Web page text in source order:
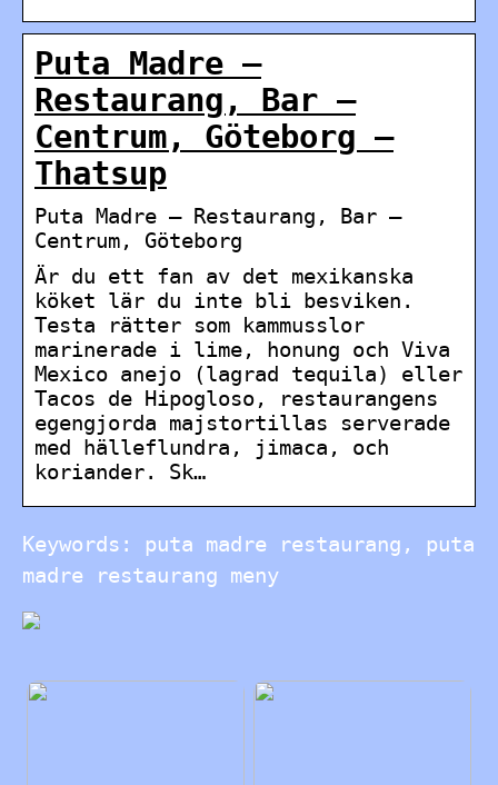
Puta Madre –
Restaurang, Bar –
Centrum, Göteborg –
Thatsup
Puta Madre – Restaurang, Bar –
Centrum, Göteborg
Är du ett fan av det mexikanska
köket lär du inte bli besviken.
Testa rätter som kammusslor
marinerade i lime, honung och Viva
Mexico anejo (lagrad tequila) eller
Tacos de Hipogloso, restaurangens
egengjorda majstortillas serverade
med hälleflundra, jimaca, och
koriander. Sk…
Keywords: puta madre restaurang, puta
madre restaurang meny